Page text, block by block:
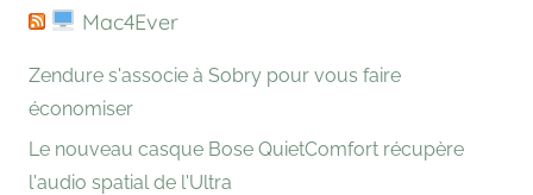
Mac4Ever
Zendure s'associe à Sobry pour vous faire
économiser
Le nouveau casque Bose QuietComfort récupère
l'audio spatial de l'Ultra